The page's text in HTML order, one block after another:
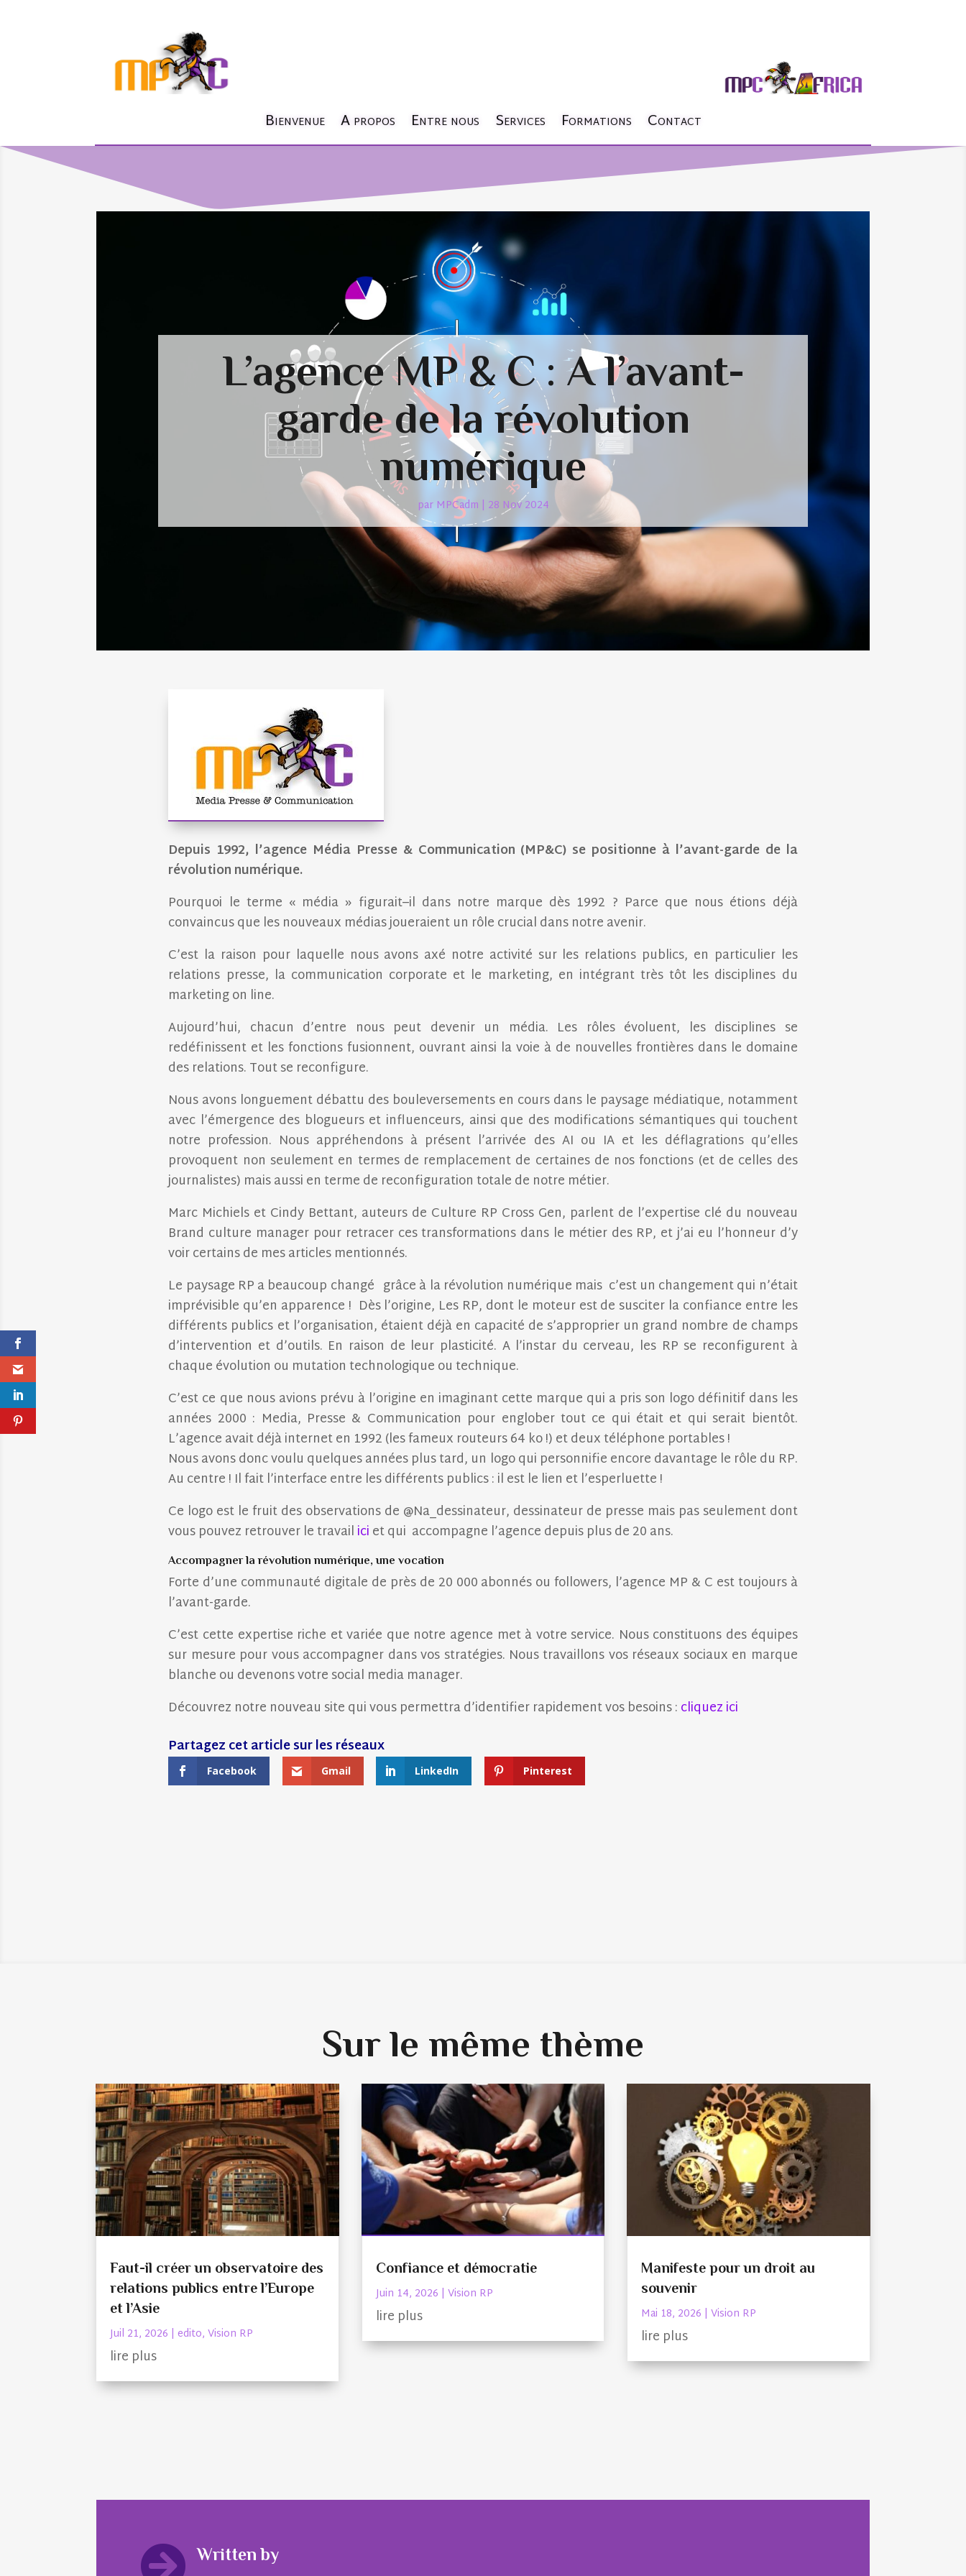
Bienvenue A propos Entre nous Services Formations Contact
L’agence MP & C : A l’avant-
garde de la révolution
numérique
par MPCadm | 28 Nov 2024
Depuis 1992, l’agence Média Presse & Communication (MP&C) se positionne à l’avant-garde de la
révolution numérique.
Pourquoi le terme « média » figurait–il dans notre marque dès 1992 ? Parce que nous étions déjà
convaincus que les nouveaux médias joueraient un rôle crucial dans notre avenir.
C’est la raison pour laquelle nous avons axé notre activité sur les relations publics, en particulier les
relations presse, la communication corporate et le marketing, en intégrant très tôt les disciplines du
marketing on line.
Aujourd’hui, chacun d’entre nous peut devenir un média. Les rôles évoluent, les disciplines se
redéfinissent et les fonctions fusionnent, ouvrant ainsi la voie à de nouvelles frontières dans le domaine
des relations. Tout se reconfigure.
Nous avons longuement débattu des bouleversements en cours dans le paysage médiatique, notamment
avec l’émergence des blogueurs et influenceurs, ainsi que des modifications sémantiques qui touchent
notre profession. Nous appréhendons à présent l’arrivée des AI ou IA et les déflagrations qu’elles
provoquent non seulement en termes de remplacement de certaines de nos fonctions (et de celles des
journalistes) mais aussi en terme de reconfiguration totale de notre métier.
Marc Michiels et Cindy Bettant, auteurs de Culture RP Cross Gen, parlent de l’expertise clé du nouveau
Brand culture manager pour retracer ces transformations dans le métier des RP, et j’ai eu l’honneur d’y
voir certains de mes articles mentionnés.
Le paysage RP a beaucoup changé grâce à la révolution numérique mais c’est un changement qui n’était
imprévisible qu’en apparence ! Dès l’origine, Les RP, dont le moteur est de susciter la confiance entre les
différents publics et l’organisation, étaient déjà en capacité de s’approprier un grand nombre de champs
d’intervention et d’outils. En raison de leur plasticité. A l’instar du cerveau, les RP se reconfigurent à
chaque évolution ou mutation technologique ou technique.
C’est ce que nous avions prévu à l’origine en imaginant cette marque qui a pris son logo définitif dans les
années 2000 : Media, Presse & Communication pour englober tout ce qui était et qui serait bientôt.
L’agence avait déjà internet en 1992 (les fameux routeurs 64 ko !) et deux téléphone portables !
Nous avons donc voulu quelques années plus tard, un logo qui personnifie encore davantage le rôle du RP.
Au centre ! Il fait l’interface entre les différents publics : il est le lien et l’esperluette !
Ce logo est le fruit des observations de @Na_dessinateur, dessinateur de presse mais pas seulement dont
vous pouvez retrouver le travailiciet qui accompagne l’agence depuis plus de 20 ans.
Accompagner la révolution numérique, une vocation
Forte d’une communauté digitale de près de 20 000 abonnés ou followers, l’agence MP & C est toujours à
l’avant-garde.
C’est cette expertise riche et variée que notre agence met à votre service. Nous constituons des équipes
sur mesure pour vous accompagner dans vos stratégies. Nous travaillons vos réseaux sociaux en marque
blanche ou devenons votre social media manager.
Découvrez notre nouveau site qui vous permettra d’identifier rapidement vos besoins :cliquez ici
Facebook Gmail LinkedIn Pinterest
Sur le même thème
Faut-il créer un observatoire des
relations publics entre l’Europe
et l’Asie
Juil 21, 2026 |edito,Vision RP
lire plus
Confiance et démocratie
Juin 14, 2026 | Vision RP
lire plus
Manifeste pour un droit au
souvenir
Mai 18, 2026 | Vision RP
lire plus
 Written by